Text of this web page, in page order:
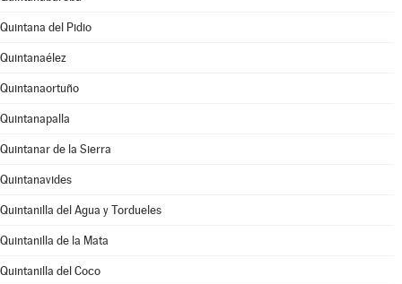
Quintana del Pidio
Quintanaélez
Quintanaortuño
Quintanapalla
Quintanar de la Sierra
Quintanavides
Quintanilla del Agua y Tordueles
Quintanilla de la Mata
Quintanilla del Coco